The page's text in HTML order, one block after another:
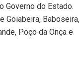
Governo do Estado.
Goiabeira, Baboseira,
Poço da Onça e